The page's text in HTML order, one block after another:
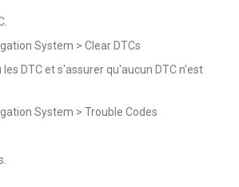
System > Clear DTCs
DTC et s'assurer qu'aucun DTC n'est
System > Trouble Codes